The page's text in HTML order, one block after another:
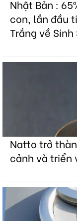
Nhật Bản :
con, lần đầu
Trắng về
Natto trở
cảnh và triển